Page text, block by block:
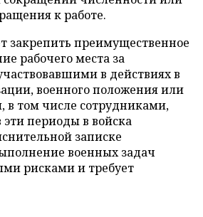
к работе.
закрепить преимущественное
рабочего места за
в действиях в
военного положения или
в том числе сотрудниками,
периоды в войска
записке
военных задач
рисками и требует